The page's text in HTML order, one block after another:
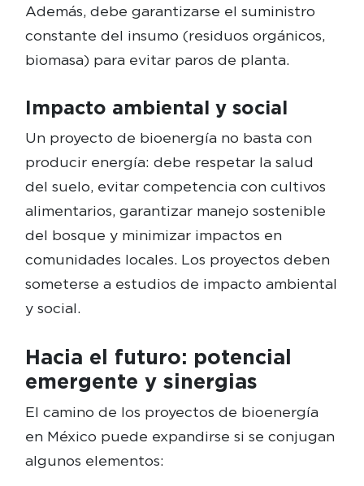
Además, debe garantizarse el suministro
constante del insumo (residuos orgánicos,
biomasa) para evitar paros de planta.
Impacto ambiental y social
Un proyecto de bioenergía no basta con
producir energía: debe respetar la salud
del suelo, evitar competencia con cultivos
alimentarios, garantizar manejo sostenible
del bosque y minimizar impactos en
comunidades locales. Los proyectos deben
someterse a estudios de impacto ambiental
y social.
Hacia el futuro: potencial
emergente y sinergias
El camino de los proyectos de bioenergía
en México puede expandirse si se conjugan
algunos elementos: